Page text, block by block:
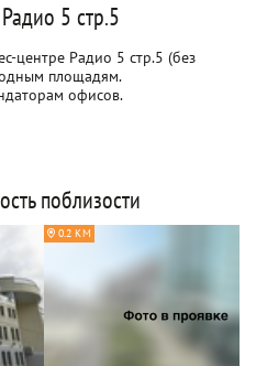
5 стр.5
центре Радио 5 стр.5 (без
площадям.
офисов.
поблизости
0.2 КМ